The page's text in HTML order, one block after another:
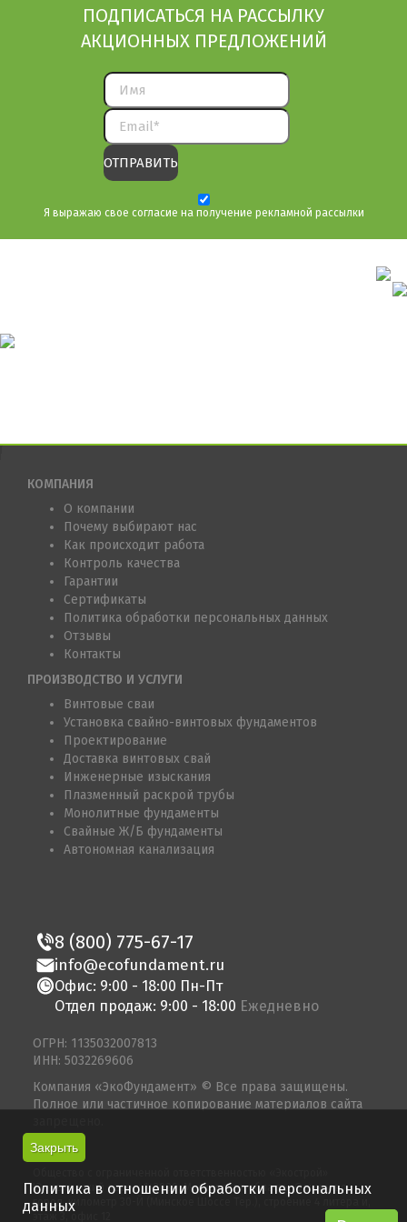
ПОДПИСАТЬСЯ НА РАССЫЛКУ
АКЦИОННЫХ ПРЕДЛОЖЕНИЙ
Я выражаю свое согласие на получение рекламной рассылки
КОМПАНИЯ
О компании
Почему выбирают нас
Как происходит работа
Контроль качества
Гарантии
Сертификаты
Политика обработки персональных данных
Отзывы
Контакты
ПРОИЗВОДСТВО И УСЛУГИ
Винтовые сваи
Установка свайно-винтовых фундаментов
Проектирование
Доставка винтовых свай
Инженерные изыскания
Плазменный раскрой трубы
Монолитные фундаменты
Свайные Ж/Б фундаменты
Автономная канализация
8 (800) 775-67-17
info@ecofundament.ru
Офис: 9:00 - 18:00 Пн-Пт
Отдел продаж: 9:00 - 18:00 Ежедневно
Юридический адрес: 143080, Московская область, Одинцово
город, километр 30-Й (Минское Шоссе Тер.), строение 4 литера и,
ОГРН: 1135032007813
ИНН: 5032269606
Компания «ЭкоФундамент» © Все права защищены.
Полное или частичное копирование материалов сайта
© 2026
Закрыть
Политика в отношении обработки персональных
данных